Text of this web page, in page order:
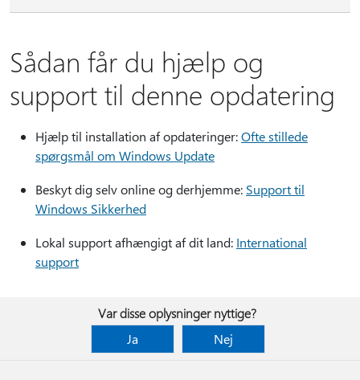
Sådan får du hjælp og
support til denne opdatering
Hjælp til installation af opdateringer:Ofte stillede
spørgsmål om Windows Update
Beskyt dig selv online og derhjemme: Support til
Windows Sikkerhed
Lokal support afhængigt af dit land: International
support
Var disse oplysninger nyttige?
Ja
Nej